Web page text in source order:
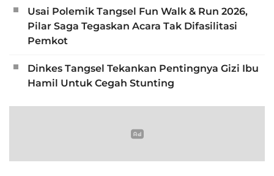
Usai Polemik Tangsel Fun Walk & Run 2026,
Pilar Saga Tegaskan Acara Tak Difasilitasi
Pemkot
Dinkes Tangsel Tekankan Pentingnya Gizi Ibu
Hamil Untuk Cegah Stunting